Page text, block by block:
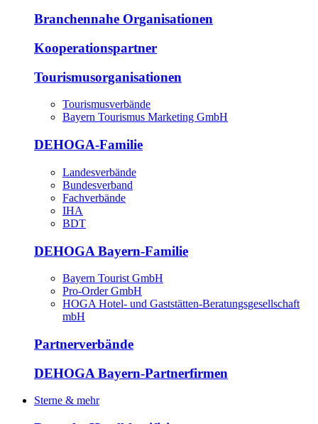
Branchennahe Organisationen
Kooperationspartner
Tourismusorganisationen
Tourismusverbände
Bayern Tourismus Marketing GmbH
DEHOGA-Familie
Landesverbände
Bundesverband
Fachverbände
IHA
BDT
DEHOGA Bayern-Familie
Bayern Tourist GmbH
Pro-Order GmbH
HOGA Hotel- und Gaststätten-Beratungsgesellschaft
mbH
Partnerverbände
DEHOGA Bayern-Partnerfirmen
Sterne & mehr